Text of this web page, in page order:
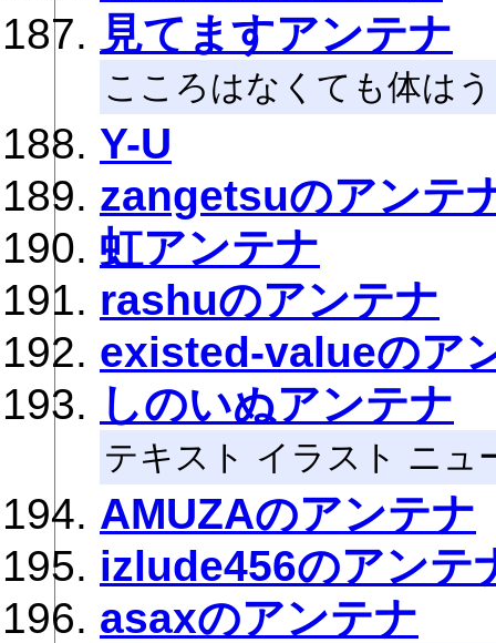
見てますアンテナ
こころはなくても体は
Y-U
zangetsuのアンテ
虹アンテナ
rashuのアンテナ
existed-valueのア
しのいぬアンテナ
テキスト イラスト ニュ
AMUZAのアンテナ
izlude456のアンテ
asaxのアンテナ